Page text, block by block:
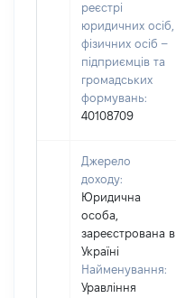
реєстрі
юридичних осіб,
фізичних осіб –
підприємців та
громадських
формувань:
40108709
Джерело
доходу:
Юридична
особа,
зареєстрована в
Україні
Найменування:
Уравління